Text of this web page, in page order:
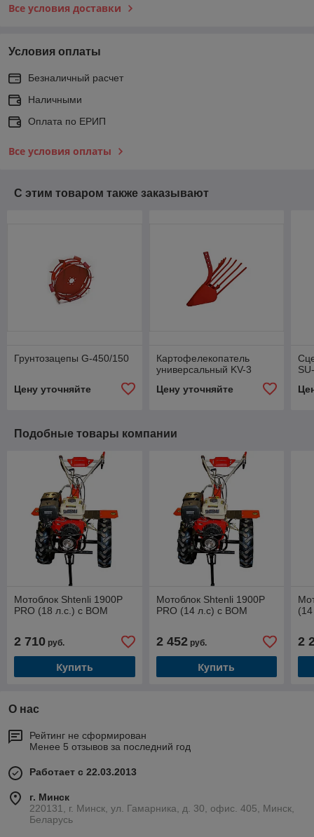
Все условия доставки
Условия оплаты
Безналичный расчет
Наличными
Оплата по ЕРИП
Все условия оплаты
С этим товаром также заказывают
Грунтозацепы G-450/150
Цену уточняйте
Картофелекопатель
универсальный KV-3
Цену уточняйте
Подобные товары компании
Мотоблок Shtenli 1900P
PRO (18 л.с.) c ВОМ
2 710 руб.
Купить
Мотоблок Shtenli 1900P
PRO (14 л.с) с ВОМ
2 452руб.
Купить
2
О нас
Рейтинг не сформирован
Менее 5 отзывов за последний год
Работает с 22.03.2013
г. Минск
220131, г. Минск, ул. Гамарника, д. 30, офис. 405, Минск,
Беларусь